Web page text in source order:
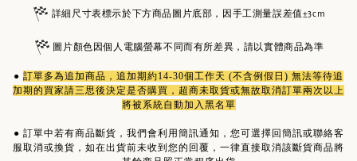
詳細尺寸表標示於下方商品圖片底部，因手工測量誤差值±3cm
圖片顏色因個人電腦螢幕不同而有所差異，請以實體商品為準
● 訂單多為追加商品 ，追加期約14-30個工作天 (不含例假日) 無法等待追
加期的買家請三思後決定是否購買，超商未取貨或無故取消訂單兩次以上
將被系統自動加入黑名單
● 訂單中若有商品斷貨，我們會利用簡訊通知，您可選擇回簡訊或聯絡客
服取消或換貨，如在出貨前未收到您的回覆，一律直接取消該斷貨商品將